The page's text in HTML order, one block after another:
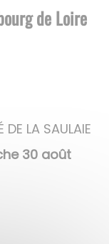
de Loire
DE LA SAULAIE
30 août